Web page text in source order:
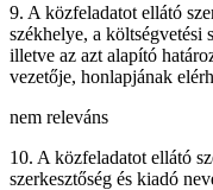
9. A közfeladatot ellátó
székhelye, a költségvetési
illetve az azt alapító
vezetője, honlapjának
nem releváns
10. A közfeladatot ellátó
szerkesztőség és kiadó